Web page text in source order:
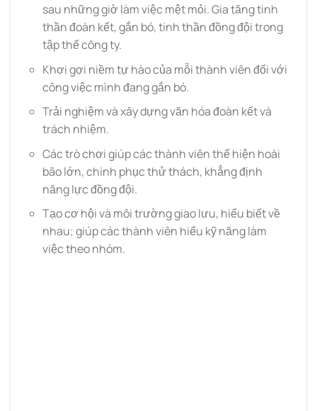
sau những giờ làm việc mệt mỏi. Gia tăng tinh
thần đoàn kết, gắn bó, tinh thần đồng đội trong
tập thể công ty.
Khơi gợi niềm tự hào của mỗi thành viên đối với
công việc mình đang gắn bó.
Trải nghiệm và xây dựng văn hóa đoàn kết và
trách nhiệm.
Các trò chơi giúp các thành viên thể hiện hoài
bão lớn, chinh phục thử thách, khẳng định
năng lực đồng đội.
Tạo cơ hội và môi trường giao lưu, hiểu biết về
nhau; giúp các thành viên hiểu kỹ năng làm
việc theo nhóm.